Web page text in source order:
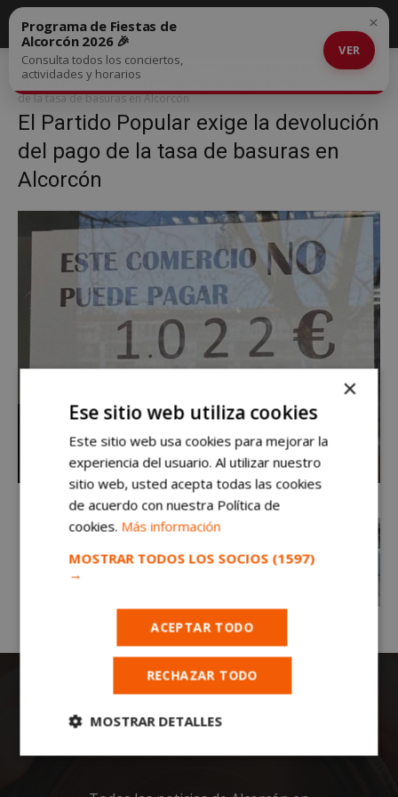
Inicio
El Partido Popular exige la devolución del pago de la tasa de
basuras en Alcorcón
El Partido Popular exige la devolución del pago
de la tasa de basuras en Alcorcón
El Partido Popular exige la devolución
del pago de la tasa de basuras en
Alcorcón
Programa de Fiestas de
Alcorcón 2026 🎉
Consulta todos los conciertos,
actividades y horarios
VER
×
×
Ese sitio web utiliza cookies
Este sitio web usa cookies para mejorar la
experiencia del usuario. Al utilizar nuestro
sitio web, usted acepta todas las cookies
de acuerdo con nuestra Política de
cookies. Más información
MOSTRAR TODOS LOS SOCIOS (1597)
→
ACEPTAR TODO
RECHAZAR TODO
MOSTRAR DETALLES
Cookies
Cookies de